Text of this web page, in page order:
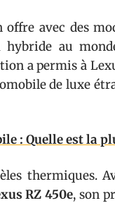
avec des
au
a permis à
de luxe
: Quelle est la
thermiques.
RZ 450e, son